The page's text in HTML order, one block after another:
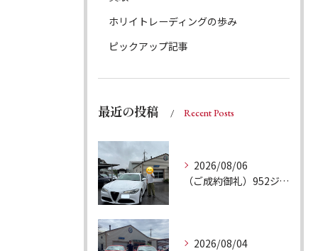
ホリイトレーディングの歩み
ピックアップ記事
最近の投稿 Recent Posts
2026/08/06
（ご成約御礼）952ジュリア スーパー
2026/08/04